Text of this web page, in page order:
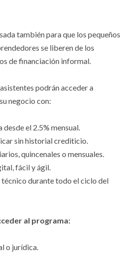
también para que los pequeños
se liberen de los
de financiación informal.
podrán acceder a
negocio con:
desde el 2.5% mensual.
sin historial crediticio.
quincenales o mensuales.
fácil y ágil.
durante todo el ciclo del
al programa:
o jurídica.